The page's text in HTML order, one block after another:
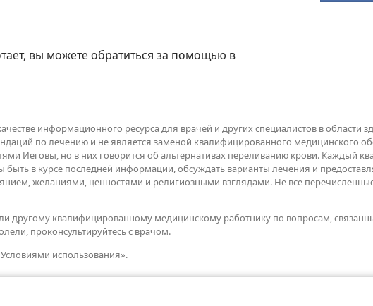
вы можете обратиться за помощью в
информационного ресурса для врачей и других специалистов в области
по лечению и не является заменой квалифицированного медицинского
Иеговы, но в них говорится об альтернативах переливанию крови. Каждый
быть в курсе последней информации, обсуждать варианты лечения и
желаниями, ценностями и религиозными взглядами. Не все
другому квалифицированному медицинскому работнику по вопросам,
проконсультируйтесь с врачом.
использования».